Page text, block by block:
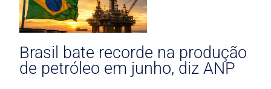
Brasil bate recorde na produção
de petróleo em junho, diz ANP